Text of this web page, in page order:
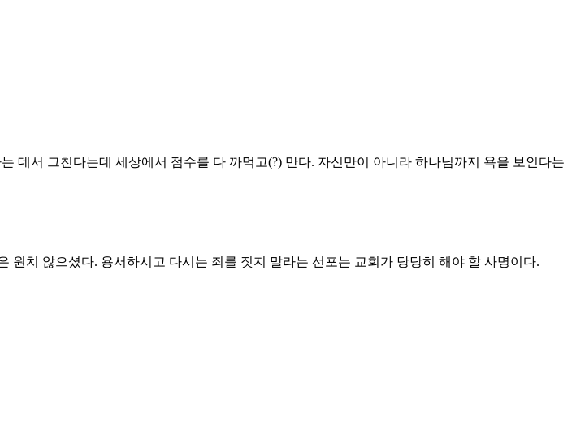
데서 그친다는데 세상에서 점수를 다 까먹고(?) 만다. 자신만이 아니라 하나님까지 욕을 보인다는
치 않으셨다. 용서하시고 다시는 죄를 짓지 말라는 선포는 교회가 당당히 해야 할 사명이다.